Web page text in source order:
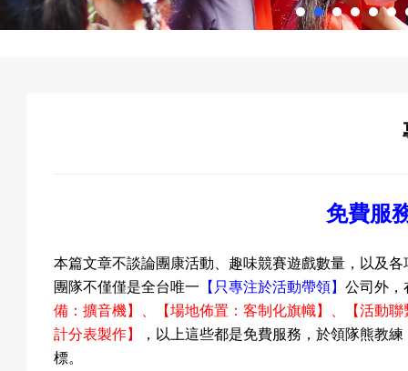
我
免費服
本篇文章不談論團康活動、趣味競賽遊戲數量，以及各
團隊不僅僅是全台唯一 【只專注於活動帶領】公司外，
備 ：擴音機】 、【場地佈置 ：客制化旗幟】
、【活動聯
計分表製作】 ，以上這些都是免費服務，於領隊熊教練
標。